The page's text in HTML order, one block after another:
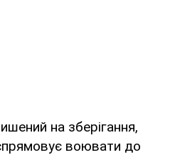
на зберігання,
воювати до